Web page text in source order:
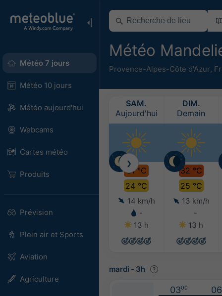
Météo 7 jours
Météo 10 jours
Météo aujourd'hui
Webcams
Cartes météo
Produits
Prévision
Plein air et Sports
Aviation
Agriculture
Météo
Provence-Alpes-Côte d'Azur,
SAM.
Aujourd'hui
31 °C
24 °C
14 km/h
-
13 h
DIM.
Demain
32 °C
25 °C
13 km/h
-
13 h
❯
mardi - 3h
0300 06